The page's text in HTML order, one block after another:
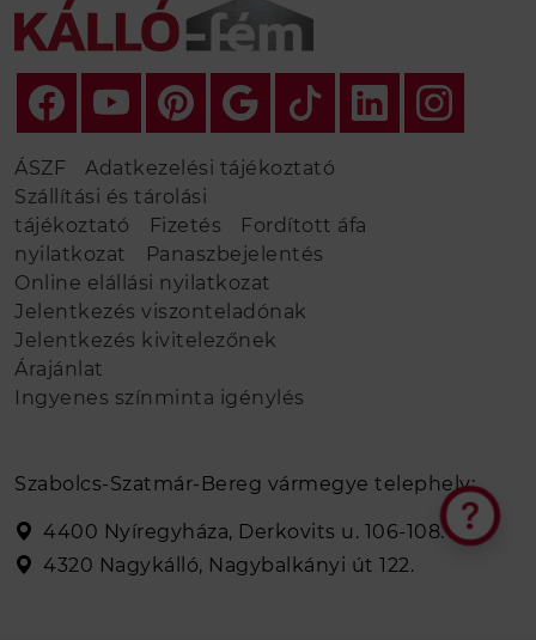
ÁSZF
Adatkezelési tájékoztató
Szállítási és tárolási
tájékoztató
Fizetés
Fordított áfa
nyilatkozat
Panaszbejelentés
Online elállási nyilatkozat
Jelentkezés viszonteladónak
Jelentkezés kivitelezőnek
Árajánlat
Ingyenes színminta igénylés
Szabolcs-Szatmár-Bereg vármegye telephely:
4400 Nyíregyháza, Derkovits u. 106-108.
4320 Nagykálló, Nagybalkányi út 122.